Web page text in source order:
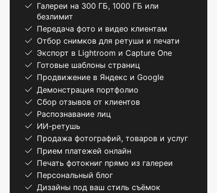
Галереи на 300 ГБ, 1000 ГБ или
безлимит
Передача фото и видео клиентам
Отбор снимков для ретуши и печати
Экспорт в Lightroom и Capture One
Готовые шаблоны страниц
Продвижение в Яндекс и Google
Демонстрация портфолио
Сбор отзывов от клиентов
Распознавание лиц
ИИ-ретушь
Продажа фотографий, товаров и услуг
Прием платежей онлайн
Печать фотокниг прямо из галереи
Персональный блог
Дизайны под ваш стиль съёмок